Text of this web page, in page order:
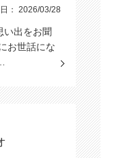
： 2026/03/28
い出をお聞
お世話にな